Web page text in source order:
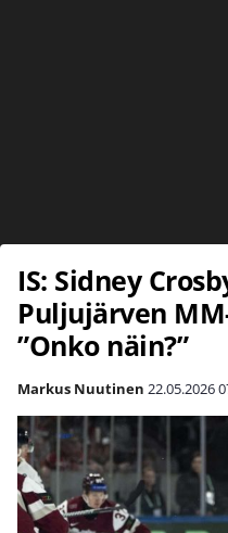
IS: Sidney
Puljujärven
”Onko näin?”
Markus Nuutinen 22.05.2026